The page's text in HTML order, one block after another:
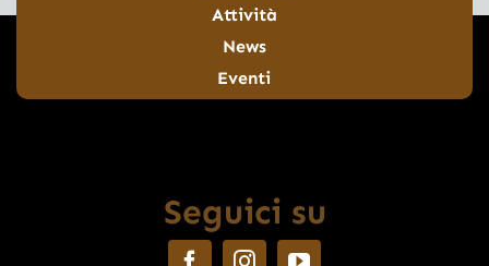
Attività
News
Eventi
Seguici su